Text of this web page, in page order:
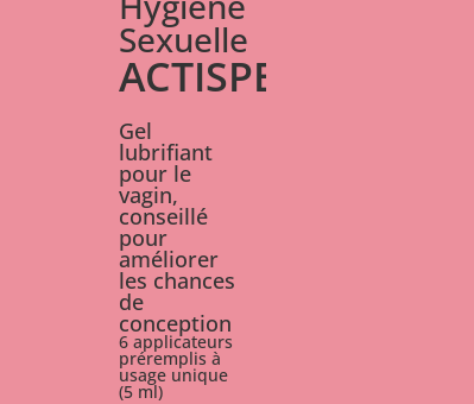
Sexuelle
ACTISPERM
Gel
lubrifiant
pour le
vagin,
conseillé
pour
améliorer
les chances
de
conception
6 applicateurs
préremplis à
usage unique
(5 ml)